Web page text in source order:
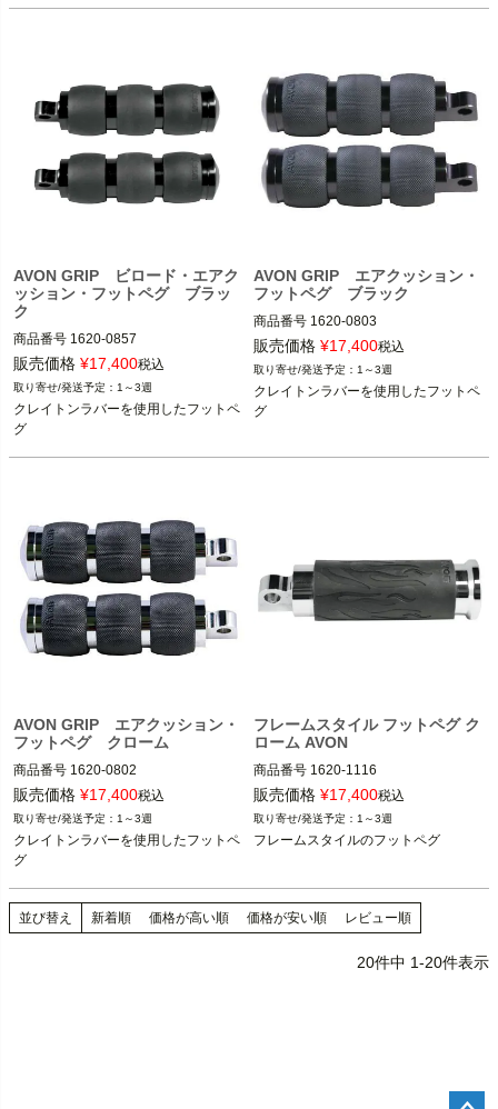
1986～2021 スポーツスター
AVON GRIP ビロード・エアク
ッション・フットペグ ブラッ
ク
商品番号 1620-0857
1986～2024 ツーリング
1986～2017 ソフテイル
1986～2017 ダイナ
1986～2021 スポーツスター
販売価格 ¥17,400税込
1～3週
クレイトンラバーを使用したフットペ
グ
AVON GRIP エアクッション・
フットペグ ブラック
商品番号 1620-0803
1986～2024 ツーリング
1986～2017 ソフテイル
1986～2017 ダイナ
販売価格 ¥17,400税込
1～3週
クレイトンラバーを使用したフットペ
グ
AVON GRIP エアクッション・
フットペグ クローム
商品番号 1620-0802
1986～2024 ツーリング
1986～2017 ソフテイル
1986～2017 ダイナ
1986～2021 スポーツスター
AVON（エイボン）
販売価格 ¥17,400税込
1～3週
クレイトンラバーを使用したフットペ
グ
フレームスタイル フットペグ ク
ローム AVON
商品番号 1620-1116
M型番：FP-FLA-80
※フットペグ装着車
販売価格 ¥17,400税込
1～3週
並び替え 新着順 価格が高い順 価格が安い順 レビュー順
20件中 1-20件表示